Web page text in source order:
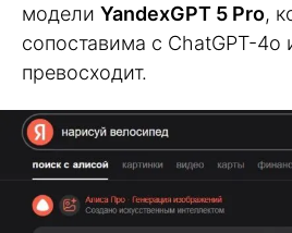
модели YandexGPT 5 Pro,
сопоставима с ChatGPT-4o
превосходит.